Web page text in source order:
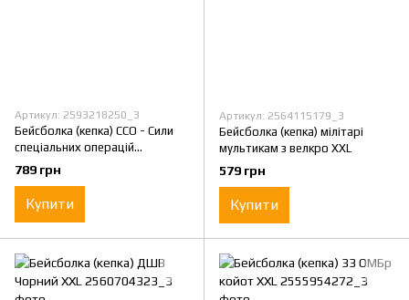
Артикул: 2593218250_3
Бейсболка (кепка) ССО - Сили
спеціальних операцій
Мультикам
789 грн
Купити
Артикул: 2564115179_3
Бейсболка (кепка) мілітарі
мультикам з велкро XXL
579 грн
Купити